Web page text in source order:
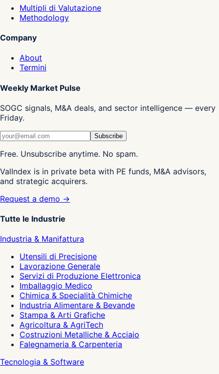
Multipli di Valutazione
Methodology
Company
About
Termini
Weekly Market Pulse
SOGC signals, M&A deals, and sector intelligence — every
Friday.
Subscribe
Free. Unsubscribe anytime. No spam.
ValIndex is in private beta with PE funds, M&A advisors,
and strategic acquirers.
Request a demo →
Tutte le Industrie
Industria & Manifattura
Utensili di Precisione
Lavorazione Generale
Servizi di Produzione Elettronica
Imballaggio Medico
Chimica & Specialità Chimiche
Industria Alimentare & Bevande
Stampa & Arti Grafiche
Agricoltura & AgriTech
Costruzioni Metalliche & Acciaio
Falegnameria & Carpenteria
Tecnologia & Software